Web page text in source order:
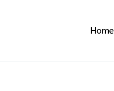
Home